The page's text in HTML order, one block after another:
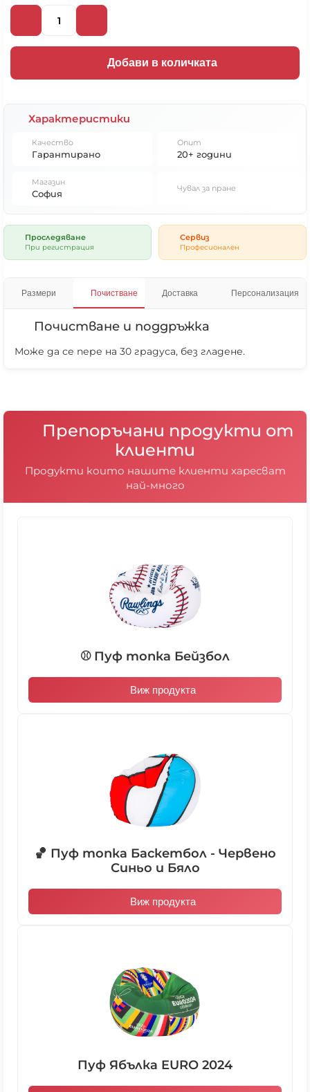
Добави в количката
Характеристики
Качество
Гарантирано
Опит
20+ години
Магазин
София Чувал за пране
Проследяване
При регистрация
Сервиз
Професионален
Размери Почистване Доставка Персонализация
Почистване и поддръжка
Може да се пере на 30 градуса, без гладене.
Препоръчани продукти от
клиенти
Продукти които нашите клиенти харесват
най-много
⚾ Пуф топка Бейзбол
Виж продукта
🏀 Пуф топка Баскетбол - Червено
Синьо и Бяло
Виж продукта
Пуф Ябълка EURO 2024
❌ Няма да получиш специални отстъпки